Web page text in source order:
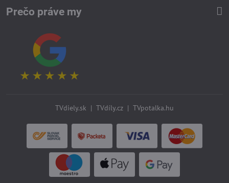
Prečo práve my
TVdiely.sk | TVdíly.cz | TVpotalka.hu